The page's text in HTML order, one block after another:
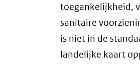
toegankelijkheid,
sanitaire
is niet in de
landelijke kaart